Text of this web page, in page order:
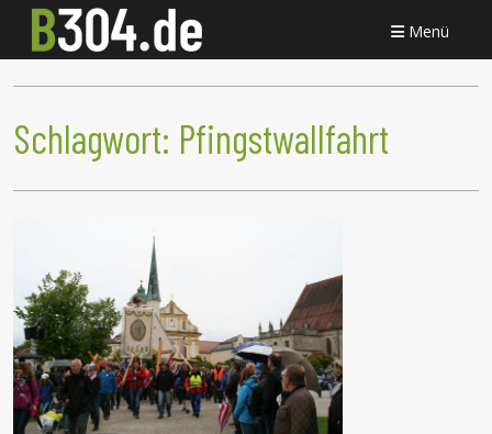
Menü
Schlagwort: Pfingstwallfahrt